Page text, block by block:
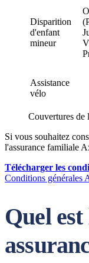
Disparition
d'enfant
mineur
Assistance
vélo
Couvertures de
Si vous souhaitez
l'assurance familiale
Télécharger les
Conditions générales
Quel